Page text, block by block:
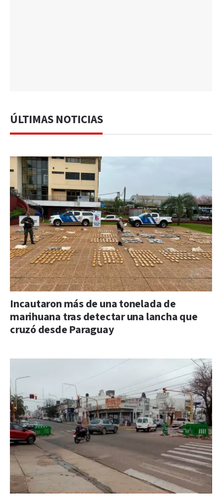
ÚLTIMAS NOTICIAS
Incautaron más de una tonelada de
marihuana tras detectar una lancha que
cruzó desde Paraguay